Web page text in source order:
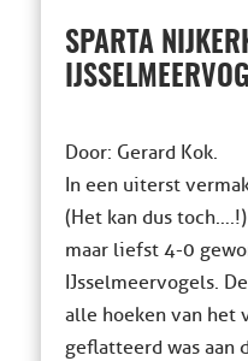
SPARTA
Door: Gerard Kok.
In een uiterst
(Het kan dus
maar liefst 4-0
IJsselmeervogels.
alle hoeken van het
geflatteerd was aan